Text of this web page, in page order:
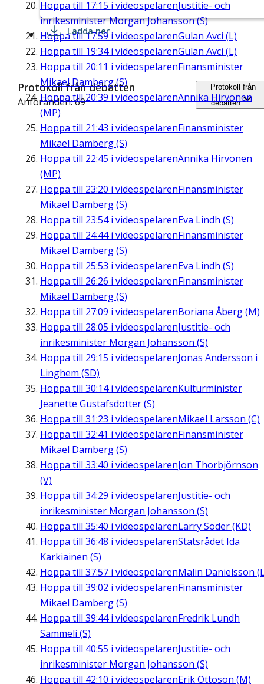
Hoppa till 17:15 i videospelarenJustitie- och
inrikesminister Morgan Johansson (S)
Hoppa till17:59 i videospelarenGulan Avci (L)
Hoppa till 19:34i videospelarenGulan Avci (L)
Hoppa till 20:11 i videospelarenFinansminister
Mikael Damberg (S)
Hoppa till20:39 i videospelarenAnnika Hirvonen
(MP)
Hoppa till 21:43 i videospelarenFinansminister
Mikael Damberg (S)
Hoppa till 22:45 i videospelarenAnnika Hirvonen
(MP)
Hoppa till 23:20 i videospelarenFinansminister
Mikael Damberg (S)
Hoppa till 23:54i videospelarenEva Lindh (S)
Hoppa till 24:44i videospelarenFinansminister
Mikael Damberg (S)
Hoppa till 25:53 i videospelarenEva Lindh (S)
Hoppa till 26:26 i videospelarenFinansminister
Mikael Damberg (S)
Hoppa till 27:09 i videospelarenBoriana Åberg (M)
Hoppa till 28:05 i videospelarenJustitie- och
inrikesminister Morgan Johansson (S)
Hoppa till 29:15 i videospelarenJonas Andersson i
Linghem (SD)
Hoppa till 30:14i videospelarenKulturminister
Jeanette Gustafsdotter (S)
Hoppa till 31:23 i videospelarenMikael Larsson (C)
Hoppa till 32:41 i videospelarenFinansminister
Mikael Damberg (S)
Hoppa till 33:40 i videospelarenJon Thorbjörnson
(V)
Hoppa till 34:29 i videospelarenJustitie- och
inrikesminister Morgan Johansson (S)
Hoppa till 35:40 i videospelarenLarry Söder (KD)
Hoppa till 36:48 i videospelarenStatsrådet Ida
Karkiainen (S)
Hoppa till 37:57 i videospelarenMalin Danielsson
Hoppa till 39:02 i videospelarenFinansminister
Mikael Damberg (S)
Hoppa till 39:44i videospelarenFredrik Lundh
Sammeli (S)
Hoppa till 40:55 i videospelarenJustitie- och
inrikesminister Morgan Johansson (S)
Hoppa till 42:10 i videospelarenErik Ottoson (M)
Ladda ner
Protokoll från debatten
Anföranden: 69
Protokoll från
debatten